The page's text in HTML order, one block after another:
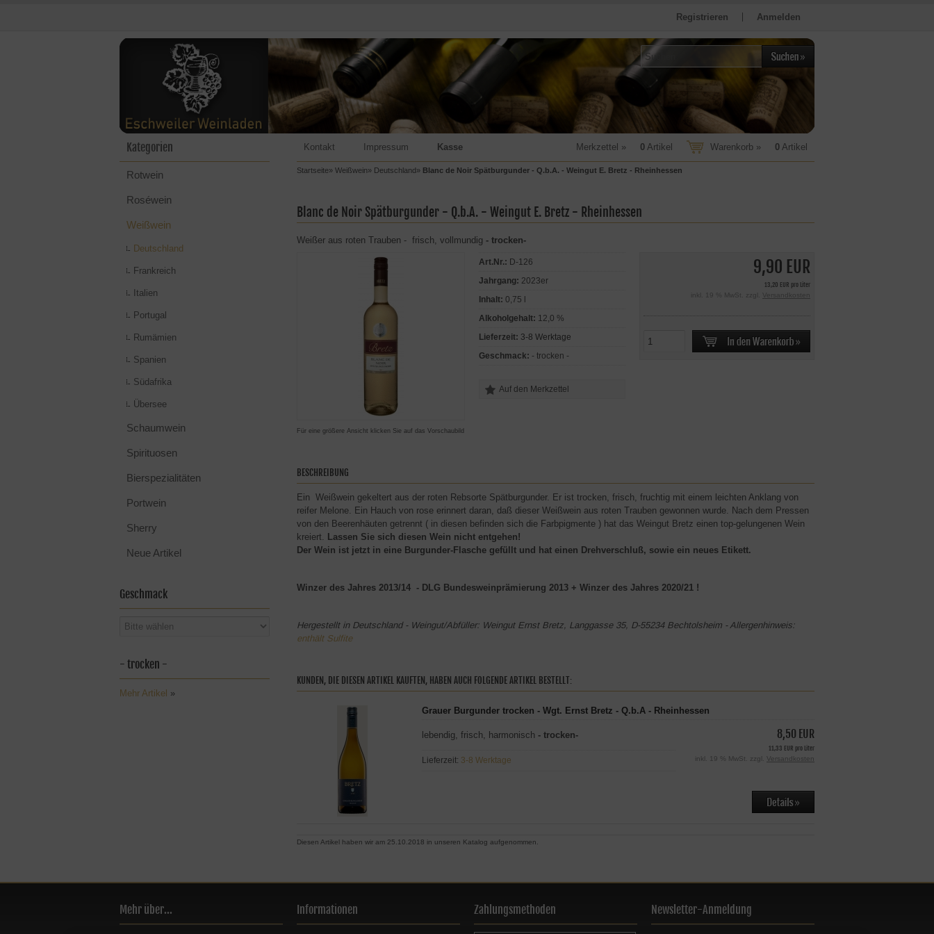
Registrieren Anmelden
Kategorien
Rotwein
Roséwein
Weißwein
Deutschland
Frankreich
Italien
Portugal
Rumämien
Spanien
Südafrika
Übersee
Schaumwein
Spirituosen
Bierspezialitäten
Portwein
Sherry
Neue Artikel
Geschmack
- trocken -
Mehr Artikel »
Kontakt Impressum Kasse Warenkorb » 0 Artikel
Merkzettel » 0 Artikel
Startseite» Weißwein» Deutschland» Blanc de Noir Spätburgunder - Q.b.A. - Weingut E. Bretz - Rheinhessen
Blanc de Noir Spätburgunder - Q.b.A. - Weingut E. Bretz - Rheinhessen
Weißer aus roten Trauben - frisch, vollmundig - trocken-
Für eine größere Ansicht klicken Sie auf das Vorschaubild
Art.Nr.: D-126
Jahrgang: 2023er
Inhalt: 0,75 l
Alkoholgehalt: 12,0 %
Lieferzeit: 3-8 Werktage
Geschmack: - trocken -
9,90 EUR
13,20 EUR pro Liter
inkl. 19 % MwSt. zzgl.
Versandkosten
BESCHREIBUNG
Ein Weißwein gekeltert aus der roten Rebsorte Spätburgunder. Er ist trocken, frisch, fruchtig mit einem leichten Anklang von
reifer Melone. Ein Hauch von rose erinnert daran, daß dieser Weißwein aus roten Trauben gewonnen wurde. Nach dem Pressen
von den Beerenhäuten getrennt ( in diesen befinden sich die Farbpigmente ) hat das Weingut Bretz einen top-gelungenen Wein
kreiert. Lassen Sie sich diesen Wein nicht entgehen!
Der Wein ist jetzt in eine Burgunder-Flasche gefüllt und hat einen Drehverschluß, sowie ein neues Etikett.
Winzer des Jahres 2013/14 - DLG Bundesweinprämierung 2013 + Winzer des Jahres 2020/21 !
Hergestellt in Deutschland - Weingut/Abfüller: Weingut Ernst Bretz, Langgasse 35, D-55234 Bechtolsheim - Allergenhinweis:
enthält Sulfite
KUNDEN, DIE DIESEN ARTIKEL KAUFTEN, HABEN AUCH FOLGENDE ARTIKEL BESTELLT:
Grauer Burgunder trocken - Wgt. Ernst Bretz - Q.b.A - Rheinhessen
lebendig, frisch, harmonisch- trocken-
Lieferzeit: 3-8 Werktage
8,50 EUR
11,33 EUR pro Liter
inkl. 19 % MwSt. zzgl. Versandkosten
Diesen Artikel haben wir am 25.10.2018 in unseren Katalog aufgenommen.
Mehr über... Informationen Zahlungsmethoden Newsletter-Anmeldung